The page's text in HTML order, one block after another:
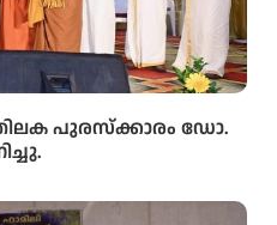
പുരസ്‌ക്കാരം ഡോ.